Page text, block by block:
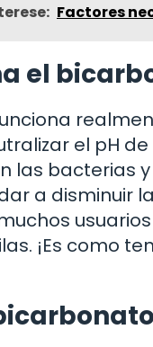
Factores
el
el pH
las bacterias
a disminuir
¡Es como